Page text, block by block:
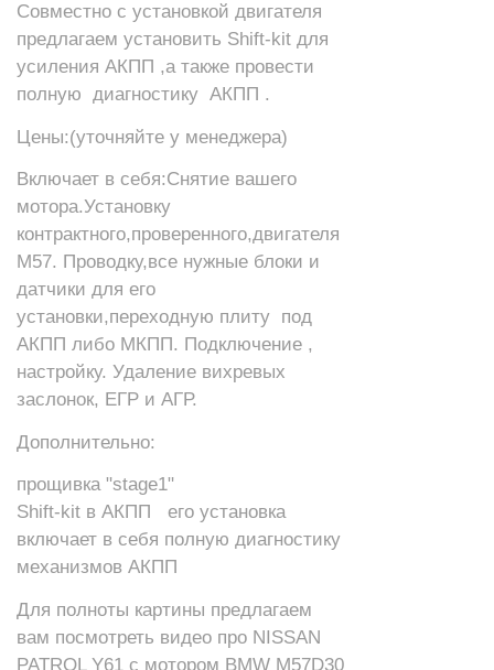
Совместно с установкой двигателя
предлагаем установить Shift-kit для
усиления АКПП ,а также провести
полную диагностику АКПП .
Цены:(уточняйте у менеджера)
Включает в себя:Снятие вашего
мотора.Установку
контрактного,проверенного,двигателя
М57. Проводку,все нужные блоки и
датчики для его
установки,переходную плиту под
АКПП либо МКПП. Подключение ,
настройку. Удаление вихревых
заслонок, ЕГР и АГР.
Дополнительно:
прощивка "stage1"
Shift-kit в АКПП его установка
включает в себя полную диагностику
механизмов АКПП
Для полноты картины предлагаем
вам посмотреть видео про NISSAN
PATROL Y61 с мотором BMW M57D30